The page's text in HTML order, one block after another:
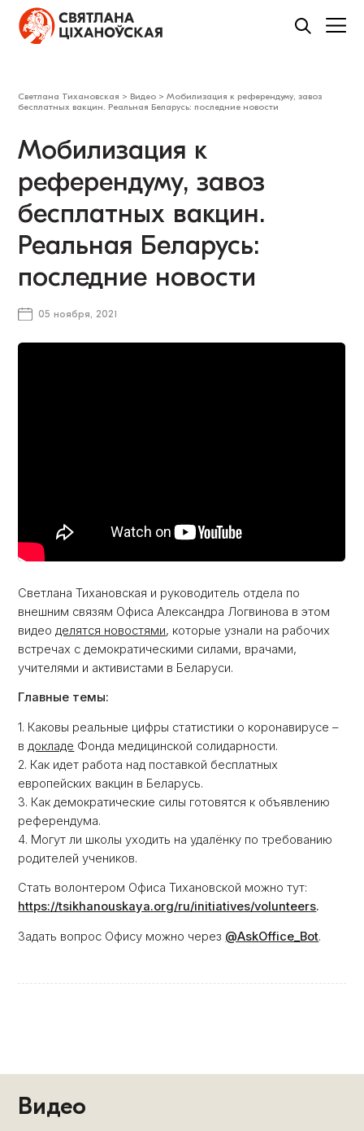
Светлана Тихановская > Видео >Мобилизация к референдуму, завоз
бесплатных вакцин. Реальная Беларусь: последние новости
Мобилизация к
референдуму, завоз
бесплатных вакцин.
Реальная Беларусь:
последние новости
05 ноября, 2021
Светлана Тихановская и руководитель отдела по
внешним связям Офиса Александра Логвинова в этом
видеоделятся новостями, которые узнали на рабочих
встречах с демократическими силами, врачами,
учителями и активистами в Беларуси.
Главные темы:
1. Каковы реальные цифры статистики о коронавирусе –
вдокладе Фонда медицинской солидарности.
2. Как идет работа над поставкой бесплатных
европейских вакцин в Беларусь.
3. Как демократические силы готовятся к объявлению
референдума.
4. Могут ли школы уходить на удалёнку по требованию
родителей учеников.
Стать волонтером Офиса Тихановской можно тут:
https://tsikhanouskaya.org/ru/initiatives/volunteers.
Задать вопрос Офису можно через @AskOffice_Bot.
Видео